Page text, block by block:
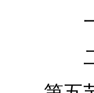
一、
二、